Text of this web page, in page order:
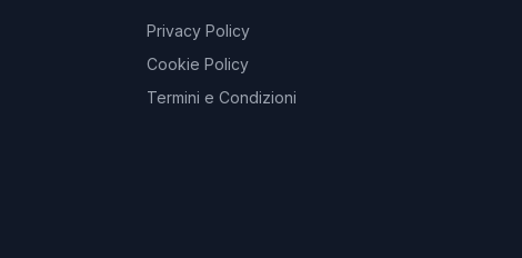
Privacy Policy
Cookie Policy
Termini e Condizioni